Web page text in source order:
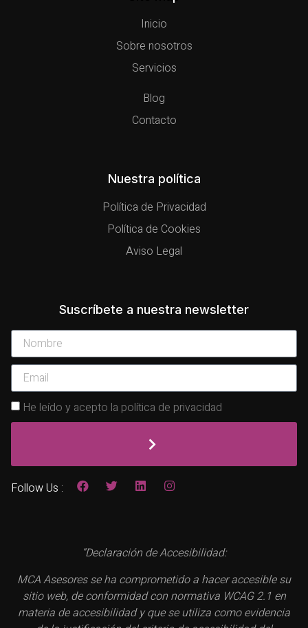
Inicio
Sobre nosotros
Servicios
Blog
Contacto
Nuestra política
Política de Privacidad
Política de Cookies
Aviso Legal
Suscríbete a nuestra newsletter
He leído y acepto la política de privacidad
Follow Us :
“Declaración de Accesibilidad:
MCA Asesores se ha comprometido a hacer accesible su
sitio web, de conformidad con normativa WCAG 2.1 en
materia de accesibilidad y que se utiliza como evidencia